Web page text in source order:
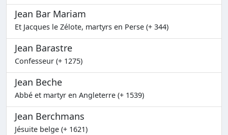
Jean Bar Mariam
Et Jacques le Zélote, martyrs en Perse (+ 344)
Jean Barastre
Confesseur (+ 1275)
Jean Beche
Abbé et martyr en Angleterre (+ 1539)
Jean Berchmans
Jésuite belge (+ 1621)